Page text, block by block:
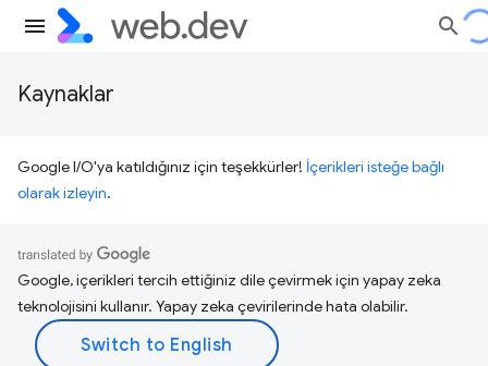
Kaynaklar
Google I/O'ya katıldığınız için teşekkürler! İçerikleri isteğe bağlı
olarak izleyin.
Google, içerikleri tercih ettiğiniz dile çevirmek için yapay zeka
teknolojisini kullanır. Yapay zeka çevirilerinde hata olabilir.